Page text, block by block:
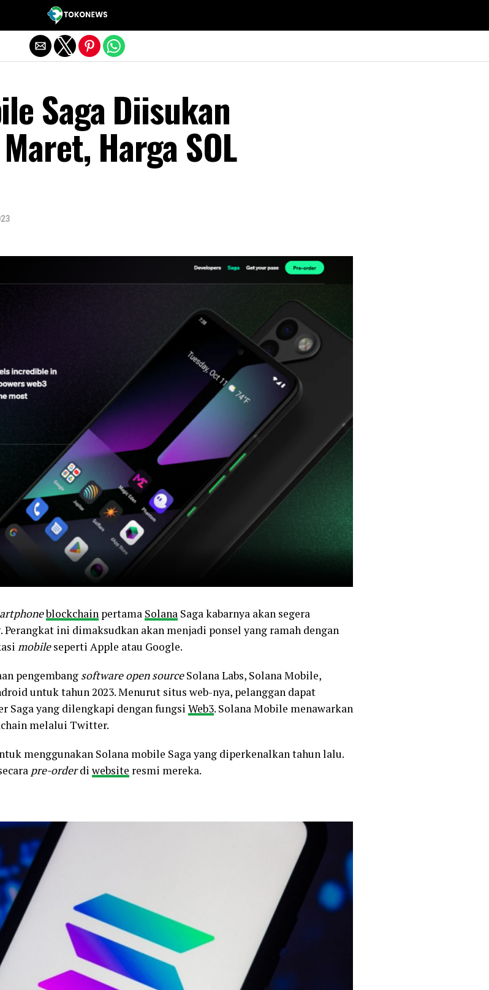
Saga Diisukan
Harga SOL
blockchain pertama Solana Saga kabarnya akan segera
ini dimaksudkan akan menjadi ponsel yang ramah dengan
mobileseperti Apple atau Google.
pengembang software open sourceSolana Labs, Solana Mobile,
untuk tahun 2023. Menurut situs web-nya, pelanggan dapat
Saga yang dilengkapi dengan fungsi Web3. Solana Mobile menawarkan
melalui Twitter.
menggunakan Solana mobile Saga yang diperkenalkan tahun lalu.
pre-orderdi website resmi mereka.
Exit mobile version